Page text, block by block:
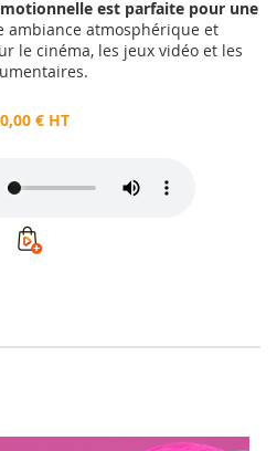
est parfaite pour une
ambiance atmosphérique et
le cinéma, les jeux vidéo et les
€ HT